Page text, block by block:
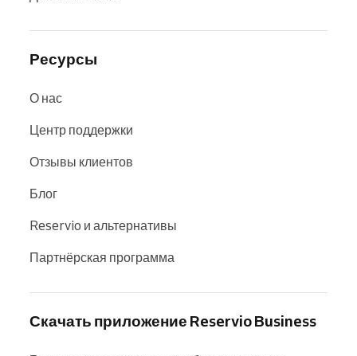
Ресурсы
О нас
Центр поддержки
Отзывы клиентов
Блог
Reservio и альтернативы
Партнёрская программа
Скачать приложение Reservio Business